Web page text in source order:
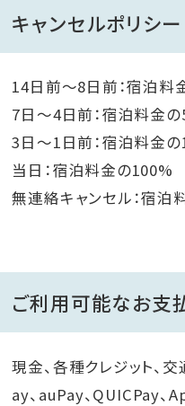
キャンセルポリシー
14日前～8日前：宿泊料
7日～4日前：宿泊料金
3日～1日前：宿泊料金
当日：宿泊料金の100%
無連絡キャンセル：宿泊
ご利用可能なお支
現金、各種クレジット、
ay、auPay、QUICPay、